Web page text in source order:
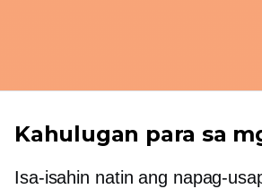
Kahulugan para sa
Isa-isahin natin ang napag-